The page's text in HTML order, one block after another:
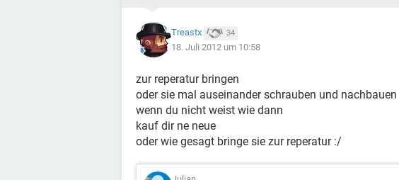
Treastx 34
18. Juli 2012 um 10:58
zur reperatur bringen
oder sie mal auseinander schrauben und nachbauen
wenn du nicht weist wie dann
kauf dir ne neue
oder wie gesagt bringe sie zur reperatur :/